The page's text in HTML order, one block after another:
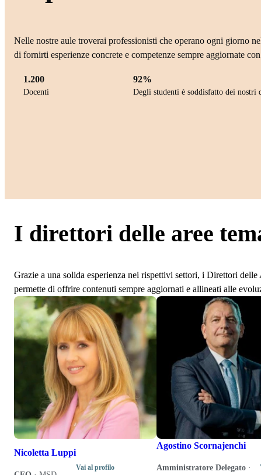
Nelle nostre aule troverai professionisti che operano ogni giorno
di fornirti esperienze concrete e competenze sempre aggiornate
1.200
Docenti
92%
Degli studenti è soddisfatto dei nostri
I direttori delle aree
Grazie a una solida esperienza nei rispettivi settori, i Direttori
permette di offrire contenuti sempre aggiornati e allineati alle
Nicoletta Luppi
Vai al profilo
Agostino Scornajenchi
Amministratore Delegato ·